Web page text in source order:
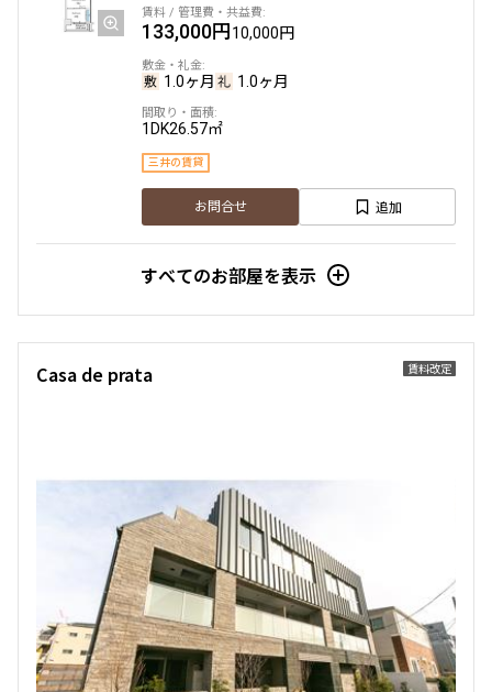
133,000円10,000円
1.0ヶ月 1.0ヶ月
1DK26.57㎡
三井の賃貸
お問合せ 追加
すべてのお部屋を表示
賃料改定
Casa de prata